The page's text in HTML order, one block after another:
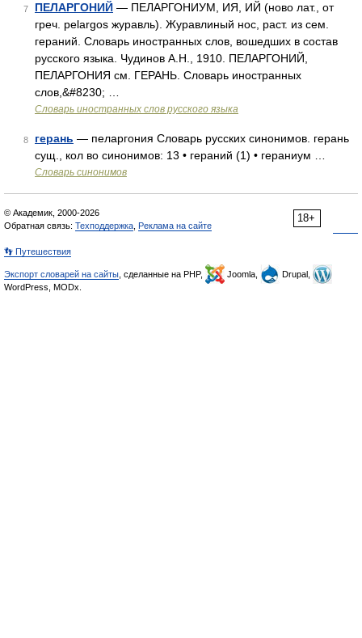
7 ПЕЛАРГОНИЙ — ПЕЛАРГОНИУМ, ИЯ, ИЙ (ново лат., от
греч. pelargos журавль). Журавлиный нос, раст. из сем.
гераний. Словарь иностранных слов, вошедших в состав
русского языка. Чудинов А.Н., 1910. ПЕЛАРГОНИЙ,
ПЕЛАРГОНИЯ см. ГЕРАНЬ. Словарь иностранных
слов,&#8230; …
Словарь иностранных слов русского языка
8 герань — пеларгония Словарь русских синонимов. герань
сущ., кол во синонимов: 13 • гераний (1) • гераниум …
Словарь синонимов
18+
© Академик, 2000-2026
Обратная связь: Техподдержка Реклама на сайте
👣 Путешествия
Экспорт словарей на сайты , сделанные на PHP, Joomla,
Drupal,
WordPress, MODx.